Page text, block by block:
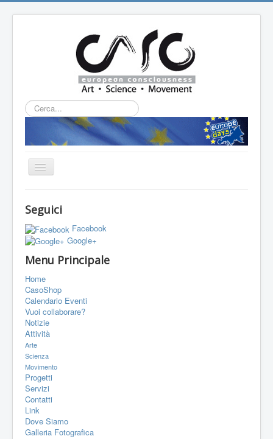
Cerca...
Cambia
navigazione
CHI SIAMO
L'ASSOCIAZIONE
PROGETTI
PORTFOLIO
CONTATTI
LINK
Seguici
Facebook
Google+
Menu Principale
Home
CasoShop
Calendario Eventi
Vuoi collaborare?
Notizie
Attività
Arte
Scienza
Movimento
Progetti
Servizi
Contatti
Link
Dove Siamo
Galleria Fotografica